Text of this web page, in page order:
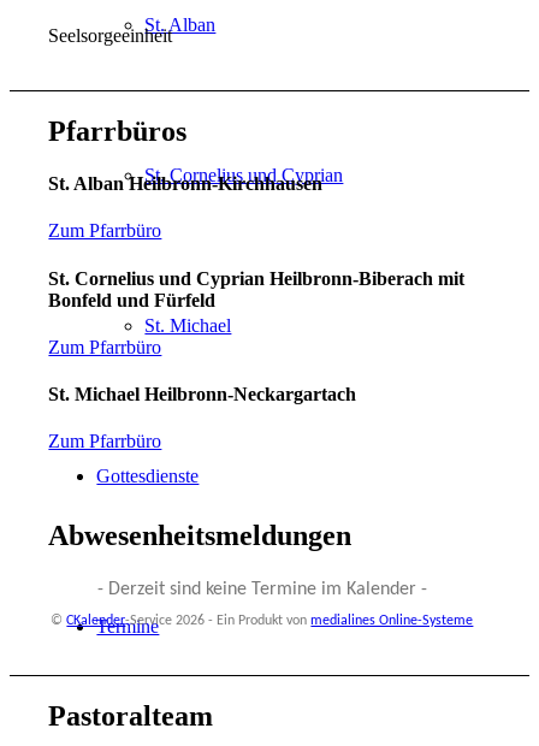
St. Alban
St. Cornelius und Cyprian
St. Michael
Gottesdienste
Termine
Seelsorgeeinheit
Pfarrbüros
St. Alban Heilbronn-Kirchhausen
Zum Pfarrbüro
St. Cornelius und Cyprian Heilbronn-Biberach mit
Bonfeld und Fürfeld
Zum Pfarrbüro
St. Michael Heilbronn-Neckargartach
Zum Pfarrbüro
Abwesenheitsmeldungen
- Derzeit sind keine Termine im Kalender -
©CKalender-Service 2026 - Ein Produkt vonmedialines Online-Systeme
Pastoralteam